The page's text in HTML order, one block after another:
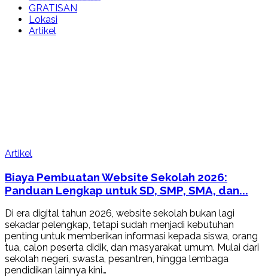
GRATISAN
Lokasi
Artikel
Artikel
Biaya Pembuatan Website Sekolah 2026:
Panduan Lengkap untuk SD, SMP, SMA, dan...
Di era digital tahun 2026, website sekolah bukan lagi
sekadar pelengkap, tetapi sudah menjadi kebutuhan
penting untuk memberikan informasi kepada siswa, orang
tua, calon peserta didik, dan masyarakat umum. Mulai dari
sekolah negeri, swasta, pesantren, hingga lembaga
pendidikan lainnya kini…